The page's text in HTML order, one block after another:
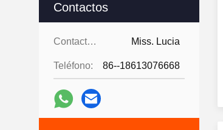
Contactos
Contactos: Miss. Lucia
Teléfono: 86--18613076668